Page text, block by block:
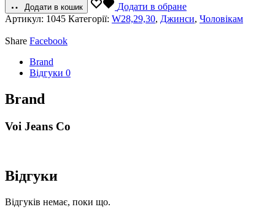
Додати в кошик
Додати в обране
Артикул: 1045 Категорії: W28,29,30, Джинси, Чоловікам
Share Facebook
Brand
Відгуки 0
Brand
Voi Jeans Co
Відгуки
Відгуків немає, поки що.